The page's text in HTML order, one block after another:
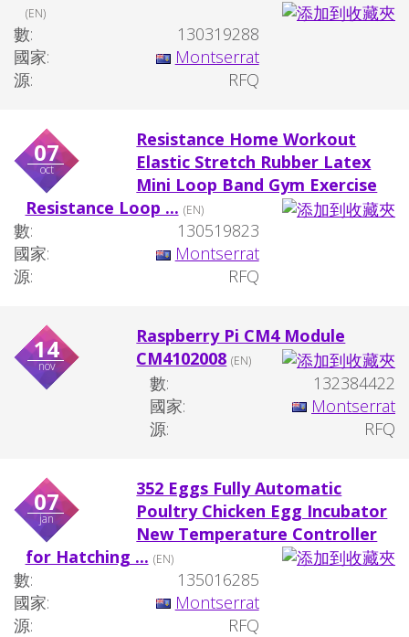
(EN)
數:
130319288
國家:
Montserrat
源:
RFQ
07
oct
Resistance Home Workout
Elastic Stretch Rubber Latex
Mini Loop Band Gym Exercise
Resistance Loop ... (EN)
數:
130519823
國家:
Montserrat
源:
RFQ
14
nov
Raspberry Pi CM4 Module
CM4102008 (EN)
數:
132384422
國家:
Montserrat
源:
RFQ
07
jan
352 Eggs Fully Automatic
Poultry Chicken Egg Incubator
New Temperature Controller
for Hatching ... (EN)
數:
135016285
國家:
Montserrat
源:
RFQ